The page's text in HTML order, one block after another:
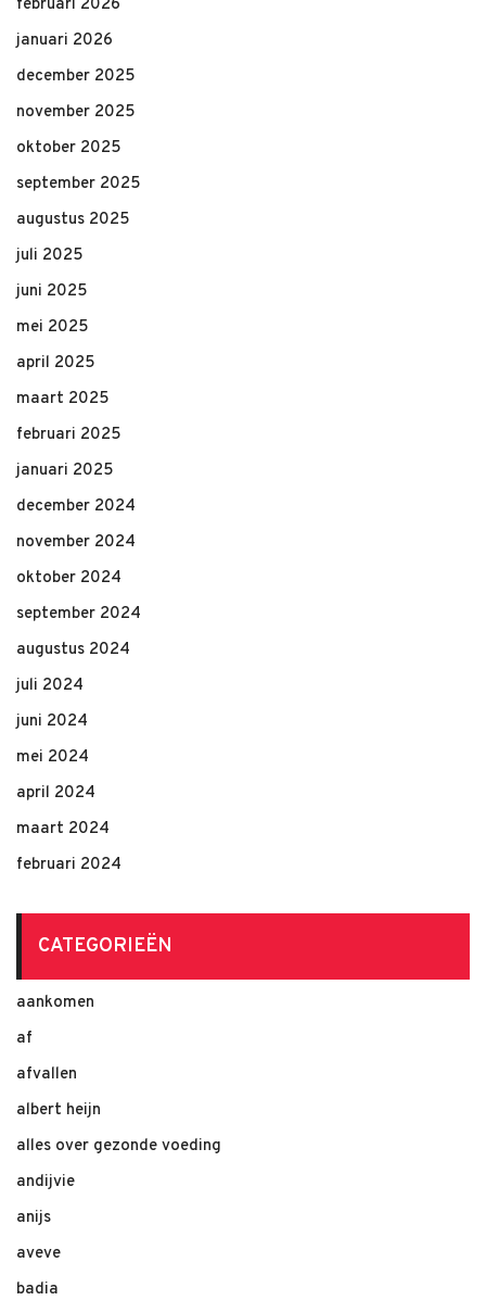
februari 2026
januari 2026
december 2025
november 2025
oktober 2025
september 2025
augustus 2025
juli 2025
juni 2025
mei 2025
april 2025
maart 2025
februari 2025
januari 2025
december 2024
november 2024
oktober 2024
september 2024
augustus 2024
juli 2024
juni 2024
mei 2024
april 2024
maart 2024
februari 2024
CATEGORIEËN
aankomen
af
afvallen
albert heijn
alles over gezonde voeding
andijvie
anijs
aveve
badia